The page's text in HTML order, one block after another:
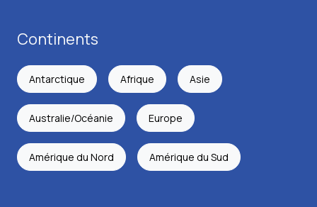
Continents
Antarctique Afrique Asie
Australie/Océanie Europe
Amérique du Nord Amérique du Sud